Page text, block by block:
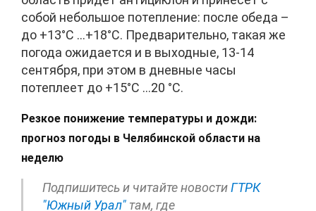
собой небольшое потепление: после обеда –
до +13°C …+18°C. Предварительно, такая же
погода ожидается и в выходные, 13-14
сентября, при этом в дневные часы
потеплеет до +15°C …20 °C.
Резкое понижение температуры и дожди:
прогноз погоды в Челябинской области на
неделю
Подпишитесь и читайте новостиГТРК
"Южный Урал" там, где